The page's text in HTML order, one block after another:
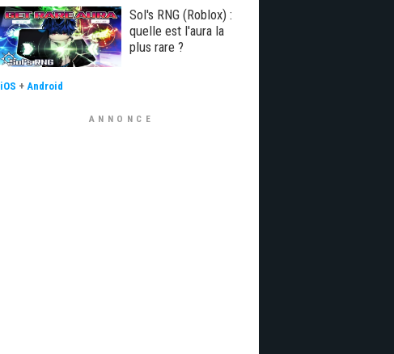
Sol's RNG (Roblox) :
quelle est l'aura la
plus rare ?
iOS + Android
ANNONCE